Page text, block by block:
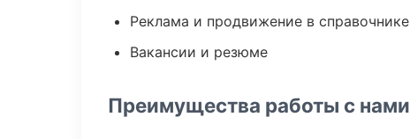
Реклама и продвижение в справочнике
Вакансии и резюме
Преимущества работы с нами